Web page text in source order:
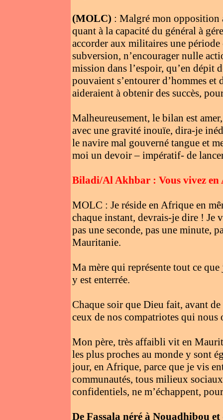
(MOLC) : Malgré mon opposition
quant à la capacité du général à
accorder aux militaires une période
subversion, n’encourager nulle
mission dans l’espoir, qu’en dépit
pouvaient s’entourer d’hommes et
aideraient à obtenir des succès,
Malheureusement, le bilan est
avec une gravité inouïe, dira-je
le navire mal gouverné tangue et
moi un devoir – impératif- de
Biladi/Al Akhbar : Vous vivez
MOLC : Je réside en Afrique en
chaque instant, devrais-je dire ! Je
pas une seconde, pas une minute,
Mauritanie.
Ma mère qui représente tout ce
y est enterrée.
Chaque soir que Dieu fait, avant
ceux de nos compatriotes qui nous
Mon père, très affaibli vit en
les plus proches au monde y sont
jour, en Afrique, parce que je vis
communautés, tous milieux
confidentiels, ne m’échappent,
De Fassala néré à Nouadhibou